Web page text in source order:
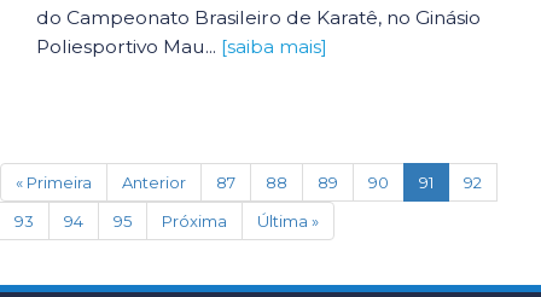
do Campeonato Brasileiro de Karatê, no Ginásio
Poliesportivo Mau... [saiba mais]
« Primeira Anterior 87 88 89 90 91 (current)
92
93
94 95 Próxima Última »